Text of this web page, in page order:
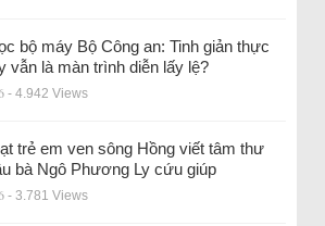
bộ máy Bộ Công an: Tinh giản thực
vẫn là màn trình diễn lấy lệ?
- 4.942 Views
trẻ em ven sông Hồng viết tâm thư
bà Ngô Phương Ly cứu giúp
- 3.781 Views